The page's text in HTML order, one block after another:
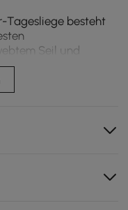
Tagesliege besteht
Seil und
ist sehr stabil und
enthalten: Die
über das
fern und spenden
können
Tagesliege, 2
Hinweis: Wir